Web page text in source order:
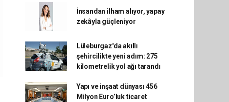
İnsandan ilham alıyor, yapay
zekâyla güçleniyor
Lüleburgaz'da akıllı
şehircilikte yeni adım: 275
kilometrelik yol ağı tarandı
Yapı ve inşaat dünyası 456
Milyon Euro’luk ticaret